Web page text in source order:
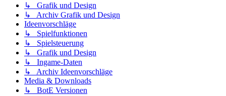
↳ Grafik und Design
↳ Archiv Grafik und Design
Ideenvorschläge
↳ Spielfunktionen
↳ Spielsteuerung
↳ Grafik und Design
↳ Ingame-Daten
↳ Archiv Ideenvorschläge
Media & Downloads
↳ BotE Versionen